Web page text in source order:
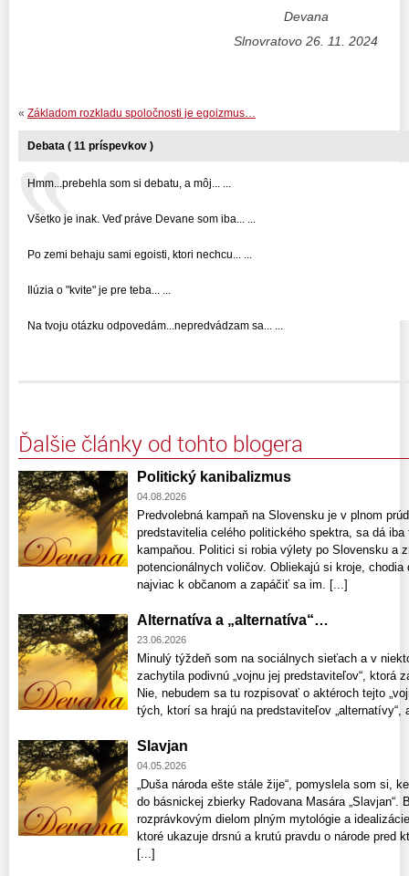
Devana
Slnovratovo 26. 11. 2024
« Základom rozkladu spoločnosti je egoizmus…
Debata ( 11 príspevkov )
Hmm...prebehla som si debatu, a môj... ...
Všetko je inak. Veď práve Devane som iba... ...
Po zemi behaju sami egoisti, ktori nechcu... ...
Ilúzia o "kvite" je pre teba... ...
Na tvoju otázku odpovedám...nepredvádzam sa... ...
Ďalšie články od tohto blogera
Politický kanibalizmus
04.08.2026
Predvolebná kampaň na Slovensku je v plnom
predstavitelia celého politického spektra, sa dá
kampaňou. Politici si robia výlety po Slovensku a
potencionálnych voličov. Obliekajú si kroje,
najviac k občanom a zapáčiť sa im. [...]
Alternatíva a „alternatíva“…
23.06.2026
Minulý týždeň som na sociálnych sieťach a v
zachytila podivnú „vojnu jej predstaviteľov“, ktorá
Nie, nebudem sa tu rozpisovať o aktéroch tejto
tých, ktorí sa hrajú na predstaviteľov „alternatívy“,
Slavjan
04.05.2026
„Duša národa ešte stále žije“, pomyslela som si,
do básnickej zbierky Radovana Masára „Slavjan“.
rozprávkovým dielom plným mytológie a
ktoré ukazuje drsnú a krutú pravdu o národe pred
[...]